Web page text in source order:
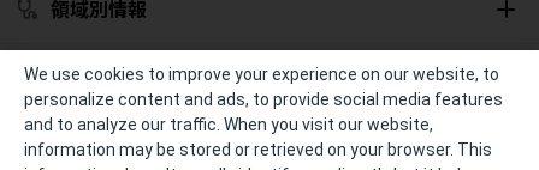
領域別情報
セミナー開催予定
冊子・資材
We use cookies to improve your experience on our website, to
personalize content and ads, to provide social media features
and to analyze our traffic. When you visit our website,
information may be stored or retrieved on your browser. This